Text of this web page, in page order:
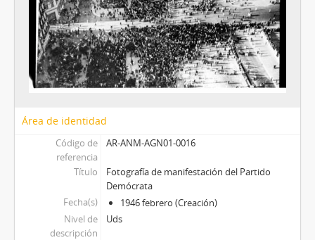
Área de identidad
Código de
referencia
AR-ANM-AGN01-0016
Título
Fotografía de manifestación del Partido
Demócrata
Fecha(s)
1946 febrero (Creación)
Nivel de
descripción
Uds